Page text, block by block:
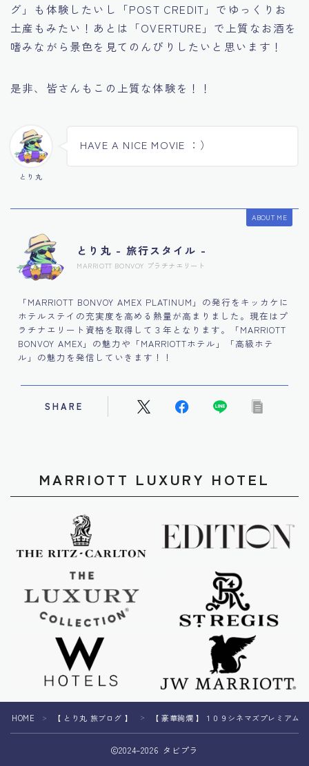
グ」も体験したいし「POST CREDIT」でゆっくりお
土産もみたい！あとは「OVERTURE」で上質なお酒を
嗜みながら景色を見てのんびりしたいと思います！
是非、皆さんもこの上質な体験を！！
とり丸
HAVE A NICE MOVIE ：）
ABOUT ME
とり丸 - 旅行スタイル -
MARRIOTT BONVOY プラチナエリート
「MARRIOTT BONVOY AMEX PLATINUM」の発行をキッカケに
ホテルステイの充実度を高める熱量が高まりました。現在はプ
ラチナエリート資格を取得して３年となります。「MARRIOTT
BONVOY AMEX」の魅力や「MARRIOTTホテル」「高級ホテ
ル」の魅力を発信していきます！！
SHARE
MARRIOTT LUXURY HOTEL
HOME ＞ 【 とり丸 旅ブログ 】 ＞ 【 豪華絢爛 】１０９シネマズプレミアム
2024–2026 タビプラ